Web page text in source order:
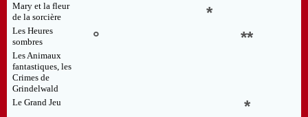
Mary et la fleur
de la sorcière
*
Les Heures
sombres
° **
Les Animaux
fantastiques, les
Crimes de
Grindelwald
Le Grand Jeu
*